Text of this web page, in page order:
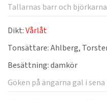
Tallarnas barr och
Dikt:Vårlåt
Tonsättare:Ahlberg,
Besättning:damkör
Göken på ängarna gal i